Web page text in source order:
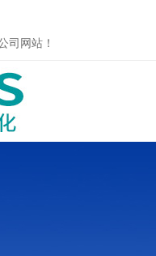
司网站！